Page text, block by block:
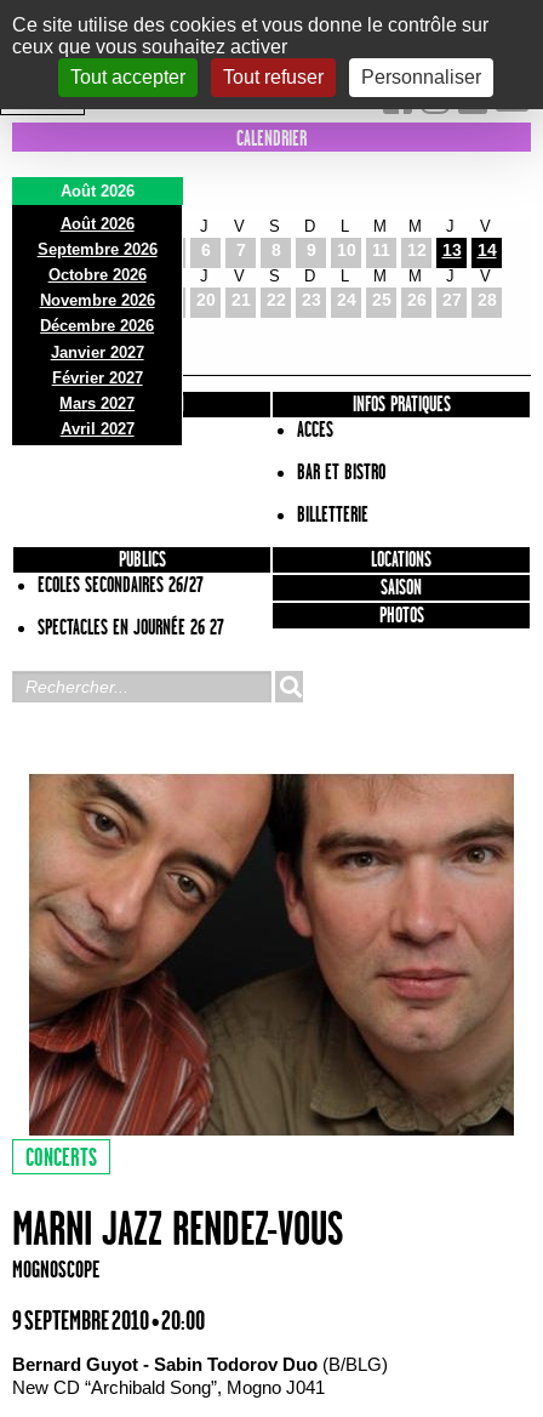
Panneau de gestion des cookies
Ce site utilise des cookies et vous donne le contrôle sur
ceux que vous souhaitez activer
Tout accepter
Tout refuser Personnaliser
Le Marni
CONCERTS DANSE/CIRQUE THÉÂTRE KIDS EXPOS EVENTS
INTRA MUROS
CALENDRIER
Août 2026
Août 2026
Septembre 2026
Octobre 2026
Novembre 2026
Décembre 2026
Janvier 2027
Février 2027
Mars 2027
Avril 2027
D
2
L
3
M
4
J
6
V
7
S
8
D
9 10
M
11
M
12
J
13
V
14
D
16
L
17
M
18
J
20
V
21
S
22
D
23 24
M
25
M
26
J
27
V
28
D
30
L
31
PRÉSENTATION
INFOS PRATIQUES
ACCES
BAR ET BISTRO
BILLETTERIE
PUBLICS
ECOLES SECONDAIRES 26/27
SPECTACLES EN JOURNÉE 26 27
LOCATIONS
SAISON
PHOTOS
CONCERTS
MARNI JAZZ RENDEZ-VOUS
MOGNOSCOPE
9 SEPTEMBRE 2010 • 20:00
Bernard Guyot - Sabin Todorov Duo (B/BLG)
New CD “Archibald Song”, Mogno J041